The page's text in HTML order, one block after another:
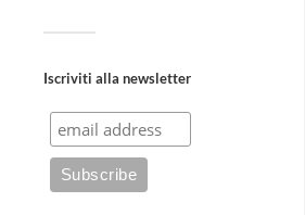
Iscriviti alla newsletter